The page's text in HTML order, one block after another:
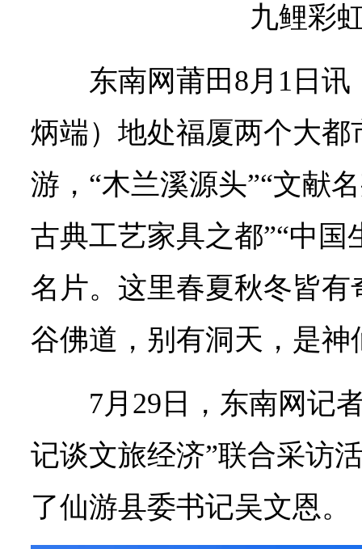
九鲤彩
东南网莆田8月1日
炳端）地处福厦两个大都
游，“木兰溪源头”“文献
古典工艺家具之都”“中国
名片。这里春夏秋冬皆
谷佛道，别有洞天，是神
7月29日，东南网记
记谈文旅经济”联合采访
了仙游县委书记吴文恩。